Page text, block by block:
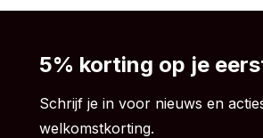
5% korting op je
Schrijf je in voor nieuws en
welkomstkorting.